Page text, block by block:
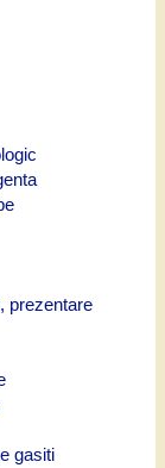
prezentare
gasiti